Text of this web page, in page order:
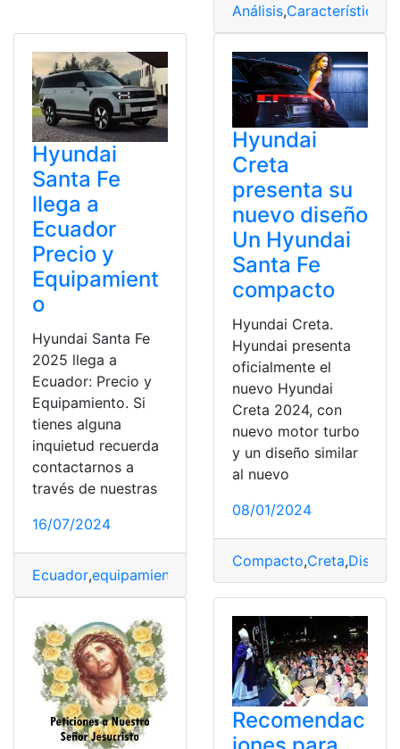
Análisis,Características
Hyundai
Santa Fe
llega a
Ecuador
Precio y
Equipamient
o
Hyundai Santa Fe
2025 llega a
Ecuador: Precio y
Equipamiento. Si
tienes alguna
inquietud recuerda
contactarnos a
través de nuestras
16/07/2024
Ecuador,equipamiento Precio
Hyundai
Creta
presenta su
nuevo diseño
Un Hyundai
Santa Fe
compacto
Hyundai Creta.
Hyundai presenta
oficialmente el
nuevo Hyundai
Creta 2024, con
nuevo motor turbo
y un diseño similar
al nuevo
08/01/2024
Compacto,Creta,Diseño
Recomendac